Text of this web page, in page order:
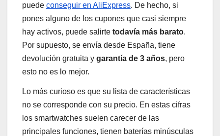
puede conseguir en AliExpress. De hecho, si
pones alguno de los cupones que casi siempre
hay activos, puede salirte todavía más barato.
Por supuesto, se envía desde España, tiene
devolución gratuita y garantía de 3 años, pero
esto no es lo mejor.
Lo más curioso es que su lista de características
no se corresponde con su precio. En estas cifras
los smartwatches suelen carecer de las
principales funciones, tienen baterías minúsculas